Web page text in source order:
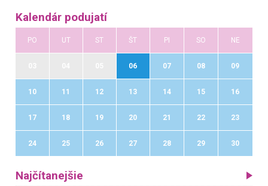
Kalendár podujatí
PO UT ST ŠT PI SO NE
06 07 08 09
10 11 12 13 14 15 16
17 18 19 20 21 22 23
24 25 26 27 28 29 30
Najčítanejšie